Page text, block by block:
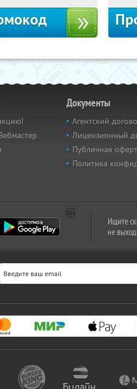
Документы
Агентский
Лицензионный
Публичная
Политика
Ищите
не